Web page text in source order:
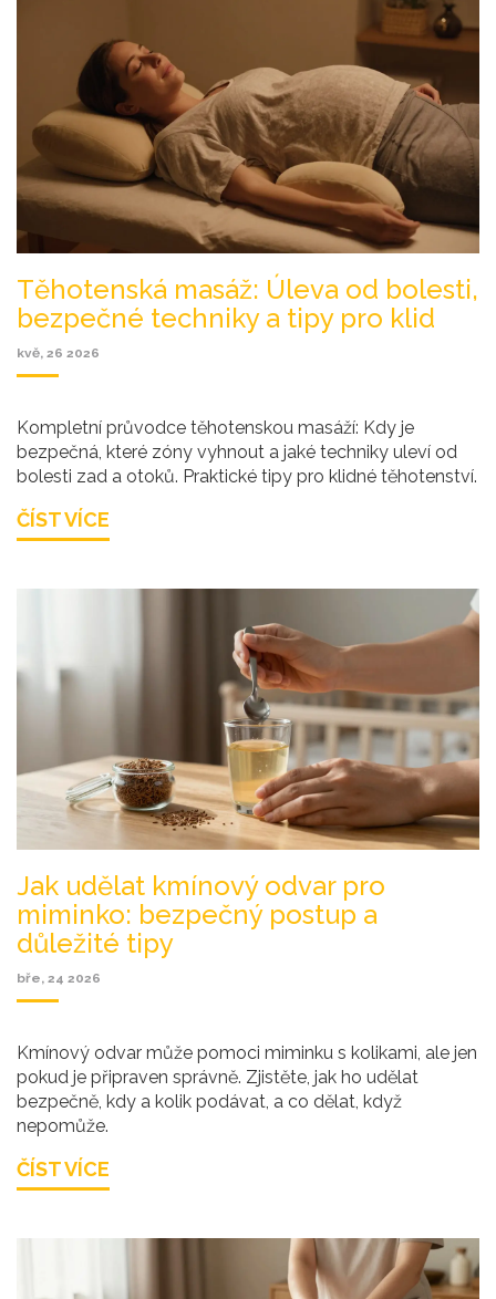
Těhotenská masáž: Úleva od bolesti,
bezpečné techniky a tipy pro klid
kvě, 26 2026
Kompletní průvodce těhotenskou masáží: Kdy je
bezpečná, které zóny vyhnout a jaké techniky uleví od
bolesti zad a otoků. Praktické tipy pro klidné těhotenství.
ČÍST VÍCE
Jak udělat kmínový odvar pro
miminko: bezpečný postup a
důležité tipy
bře, 24 2026
Kmínový odvar může pomoci miminku s kolikami, ale jen
pokud je připraven správně. Zjistěte, jak ho udělat
bezpečně, kdy a kolik podávat, a co dělat, když
nepomůže.
ČÍST VÍCE